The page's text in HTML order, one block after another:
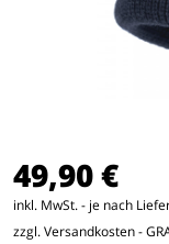
49,90 €
inkl. MwSt. - je nach
zzgl. Versandkosten-